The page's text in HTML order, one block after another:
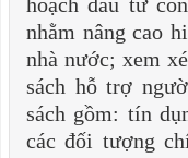
nhằm nâng cao
nhà nước; xem
sách hỗ trợ
sách gồm: tín
các đối tượng